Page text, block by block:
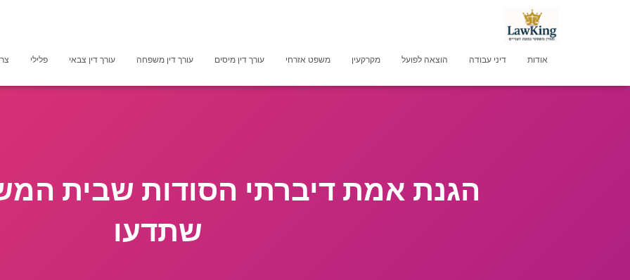
אודות דיני עבודה הוצאה לפועל מקרקעין משפט אזרחי עורך דין מיסים עורך דין משפחה עורך דין צבאי פלילי
הגנת אמת דיברתי הסודות שבית
שתדעו